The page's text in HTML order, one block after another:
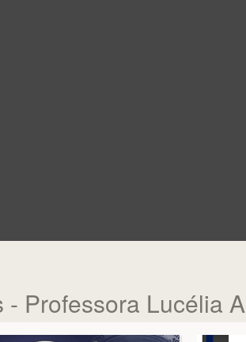
Professora Lucélia